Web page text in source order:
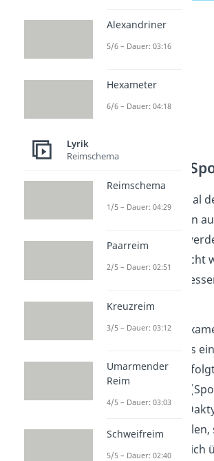
Hexameter —
Ein weiteres Merkmal
ist, dass die Daktylen
Spondeus ersetzt
Damit soll das Gedicht
eintönig und
werden.
Die Versfüße im
bestehen immer aus
am Anfang. Darauf
weitere lange Silbe
zwei kurze Silben
allgemein darzustellen,
du einen langen Strich
Alexandriner
5/6 – Dauer: 03:16
Hexameter
6/6 – Dauer: 04:18
Lyrik
Reimschema
Reimschema
1/5 – Dauer: 04:29
Paarreim
2/5 – Dauer: 02:51
Kreuzreim
3/5 – Dauer: 03:12
Umarmender
Reim
4/5 – Dauer: 03:03
Schweifreim
5/5 – Dauer: 02:40